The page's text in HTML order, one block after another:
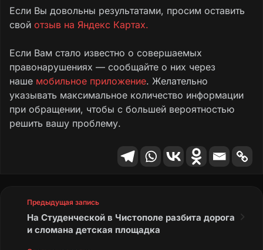
Если Вы довольны результатами, просим оставить
свой отзыв на Яндекс Картах.
Если Вам стало известно о совершаемых
правонарушениях — сообщайте о них через
наше мобильное приложение. Желательно
указывать максимальное количество информации
при обращении, чтобы с большей вероятностью
решить вашу проблему.
Предыдущая запись
На Студенческой в Чистополе разбита дорога
и сломана детская площадка